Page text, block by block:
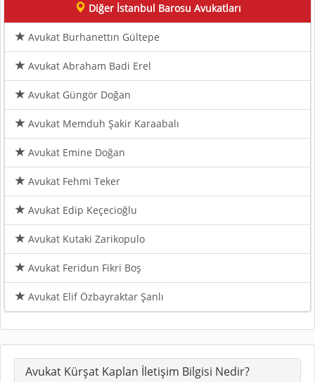
Diğer İstanbul Barosu Avukatları
Avukat Burhanettın Gültepe
Avukat Abraham Badi Erel
Avukat Güngör Doğan
Avukat Memduh Şakir Karaabalı
Avukat Emine Doğan
Avukat Fehmi Teker
Avukat Edip Keçecioğlu
Avukat Kutaki Zarikopulo
Avukat Feridun Fikri Boş
Avukat Elif Özbayraktar Şanlı
Avukat Kürşat Kaplan İletişim Bilgisi Nedir?